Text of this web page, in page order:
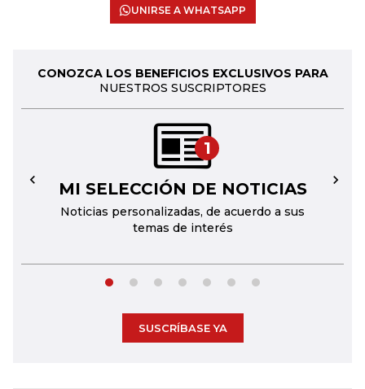
UNIRSE A WHATSAPP
CONOZCA LOS BENEFICIOS EXCLUSIVOS PARA
NUESTROS SUSCRIPTORES
1
MI SELECCIÓN DE NOTICIAS
Noticias personalizadas, de acuerdo a sus
temas de interés
← →
SUSCRÍBASE YA